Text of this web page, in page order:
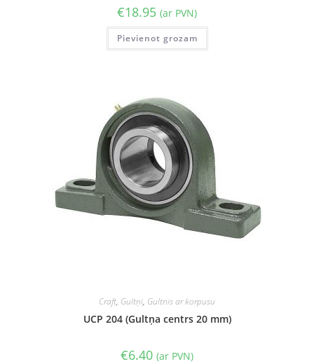
€18.95 (ar PVN)
Pievienot grozam
Craft, Gultņi, Gultnis ar korpusu
UCP 204 (Gultņa centrs 20 mm)
€6.40 (ar PVN)